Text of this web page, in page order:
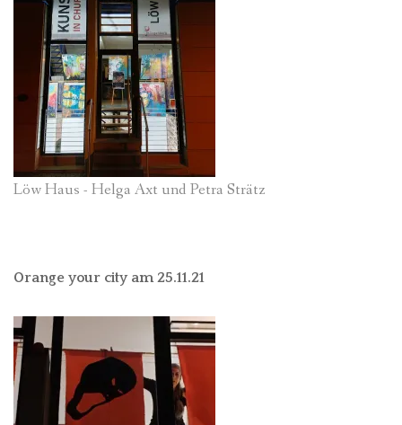
Löw Haus - Helga Axt und Petra Strätz
Orange your city am 25.11.21